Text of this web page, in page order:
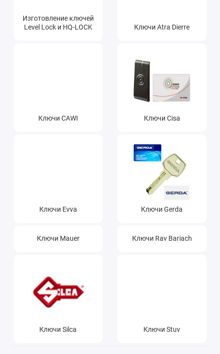
Ремонт компьютеров
Изготовление ключей
Level Lock и HQ-LOCK
Ключи Atra Dierre
Ключи CAWI Ключи Cisa
Ключи Evva Ключи Gerda
Ключи Mauer Ключи Rav Bariach
Ключи Silca Ключи Stuv